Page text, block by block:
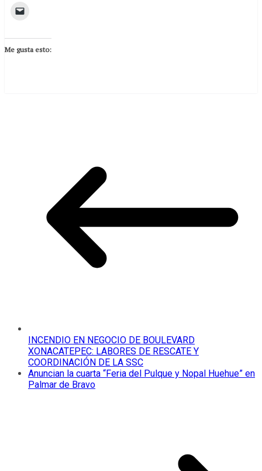
Me gusta esto:
INCENDIO EN NEGOCIO DE BOULEVARD
XONACATEPEC: LABORES DE RESCATE Y
COORDINACIÓN DE LA SSC
Anuncian la cuarta “Feria del Pulque y Nopal Huehue” en
Palmar de Bravo